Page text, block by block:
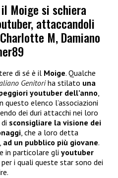
Moige si schiera
attaccandoli
M, Damiano
di sé è il Moige. Qualche
Genitoriha stilato una
youtuber dell’anno,
questo elenco l’associazioni
dei duri attacchi nei loro
sconsigliare la visione dei
, che a loro detta
ad un pubblico più giovane.
in particolare gli youtuber
i quali queste star sono dei